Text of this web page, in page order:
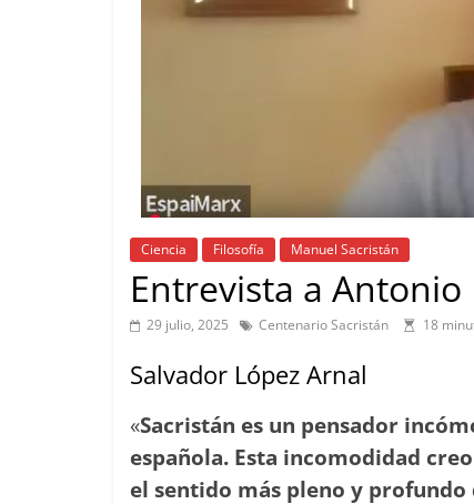
Ciencia Filosofía Manuel Sacristán
Entrevista a
29 julio, 2025 Centenario Sacristán 18
Salvador López Arnal
«Sacristán es un pensador
española. Esta incomodidad
el sentido más pleno y